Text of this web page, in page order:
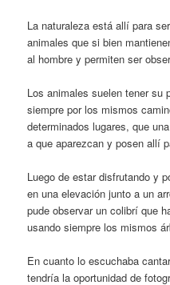
La naturaleza está allí para
animales que si bien
al hombre y permiten ser
Los animales suelen tener su
siempre por los mismos
determinados lugares, que
a que aparezcan y posen allí
Luego de estar disfrutando y
en una elevación junto a un
pude observar un colibrí que
usando siempre los mismos
En cuanto lo escuchaba
tendría la oportunidad de